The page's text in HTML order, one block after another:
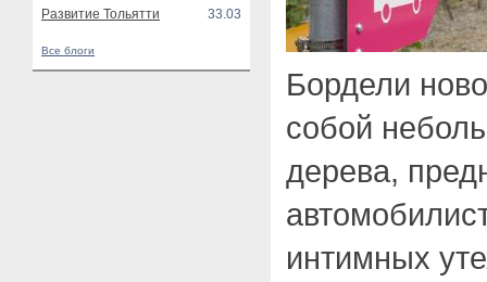
Развитие Тольятти 33.03
Все блоги
Бордели
собой
дерева,
интимных